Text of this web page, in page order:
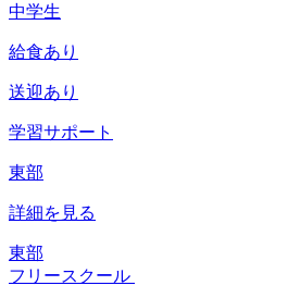
中学生
給食あり
送迎あり
学習サポート
東部
詳細を見る
東部
フリースクール